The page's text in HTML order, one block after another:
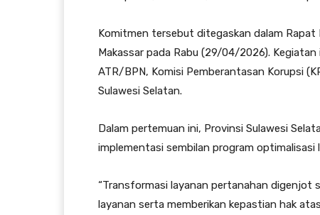
Komitmen tersebut ditegaskan dalam Rapat
Makassar pada Rabu (29/04/2026).
ATR/BPN, Komisi Pemberantasan Korupsi
Sulawesi Selatan.
Dalam pertemuan ini, Provinsi Sulawesi
implementasi sembilan program
“Transformasi layanan pertanahan digenjot
layanan serta memberikan kepastian hak